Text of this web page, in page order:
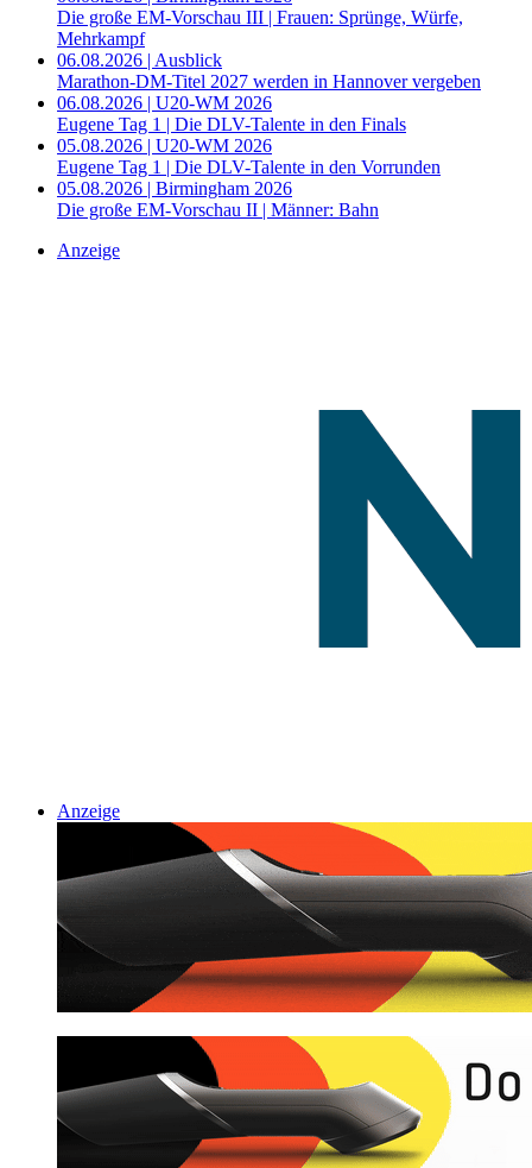
Die große EM-Vorschau III | Frauen: Sprünge, Würfe,
Mehrkampf
06.08.2026 | Ausblick
Marathon-DM-Titel 2027 werden in Hannover vergeben
06.08.2026 | U20-WM 2026
Eugene Tag 1 | Die DLV-Talente in den Finals
05.08.2026 | U20-WM 2026
Eugene Tag 1 | Die DLV-Talente in den Vorrunden
05.08.2026 | Birmingham 2026
Die große EM-Vorschau II | Männer: Bahn
Anzeige
Anzeige